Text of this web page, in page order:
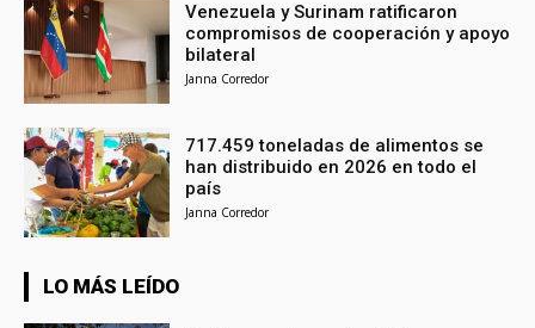
Venezuela y Surinam ratificaron
compromisos de cooperación y apoyo
bilateral
Janna Corredor
717.459 toneladas de alimentos se
han distribuido en 2026 en todo el
país
Janna Corredor
LO MÁS LEÍDO